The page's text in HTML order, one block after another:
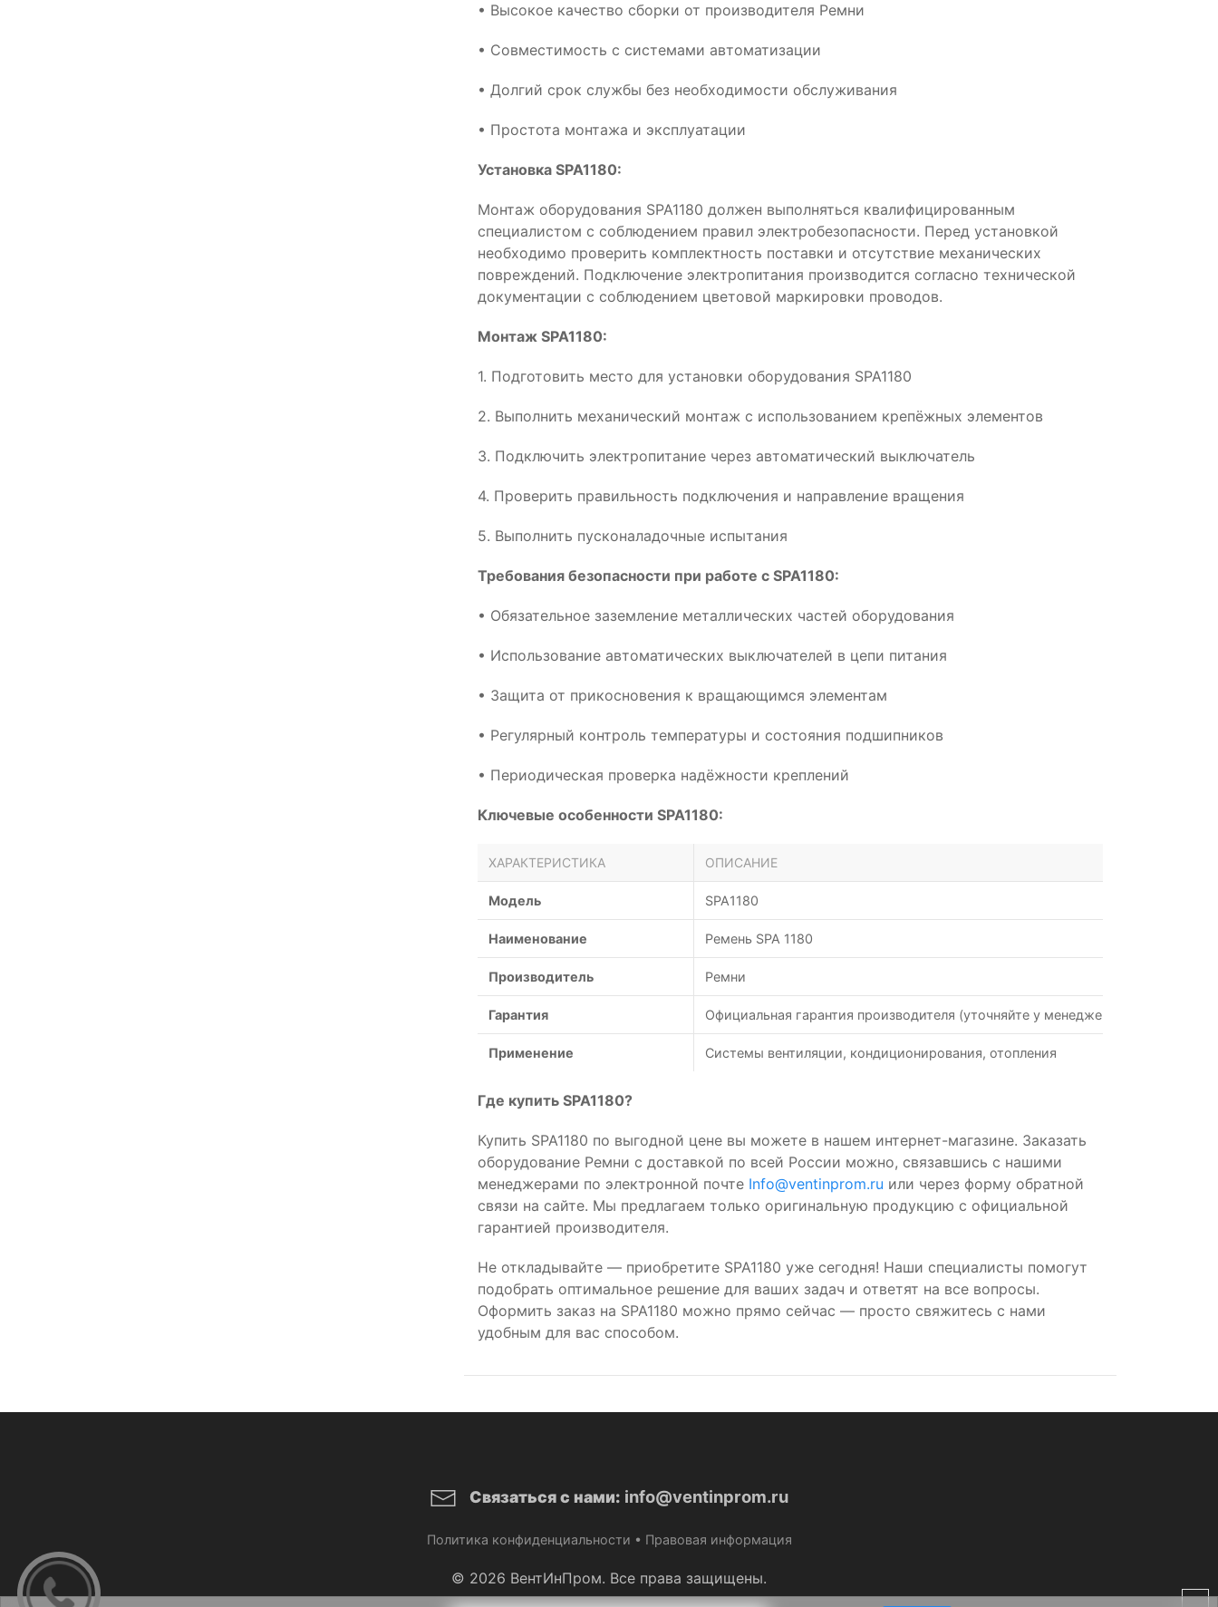
• Высокое качество сборки от производителя Ремни
• Совместимость с системами автоматизации
• Долгий срок службы без необходимости обслуживания
• Простота монтажа и эксплуатации
Установка SPA1180:
Монтаж оборудования SPA1180 должен выполняться квалифицированным
специалистом с соблюдением правил электробезопасности. Перед установкой
необходимо проверить комплектность поставки и отсутствие механических
повреждений. Подключение электропитания производится согласно технической
документации с соблюдением цветовой маркировки проводов.
Монтаж SPA1180:
1. Подготовить место для установки оборудования SPA1180
2. Выполнить механический монтаж с использованием крепёжных элементов
3. Подключить электропитание через автоматический выключатель
4. Проверить правильность подключения и направление вращения
5. Выполнить пусконаладочные испытания
Требования безопасности при работе с SPA1180:
• Обязательное заземление металлических частей оборудования
• Использование автоматических выключателей в цепи питания
• Защита от прикосновения к вращающимся элементам
• Регулярный контроль температуры и состояния подшипников
• Периодическая проверка надёжности креплений
Ключевые особенности SPA1180:
ХАРАКТЕРИСТИКА ОПИСАНИЕ
Модель SPA1180
Наименование Ремень SPA 1180
Производитель Ремни
Гарантия Официальная гарантия производителя (уточняйте у менеджеров)
Применение Системы вентиляции, кондиционирования, отопления
Где купить SPA1180?
Купить SPA1180 по выгодной цене вы можете в нашем интернет-магазине. Заказать
оборудование Ремни с доставкой по всей России можно, связавшись с нашими
менеджерами по электронной почте Info@ventinprom.ru или через форму обратной
связи на сайте. Мы предлагаем только оригинальную продукцию с официальной
гарантией производителя.
Не откладывайте — приобретите SPA1180 уже сегодня! Наши специалисты помогут
подобрать оптимальное решение для ваших задач и ответят на все вопросы.
Оформить заказ на SPA1180 можно прямо сейчас — просто свяжитесь с нами
удобным для вас способом.
Связаться с нами: info@ventinprom.ru
Политика конфиденциальности • Правовая информация
© 2026 ВентИнПром. Все права защищены.